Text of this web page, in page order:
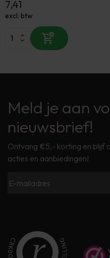
7,41
excl. btw
Meld je aan
nieuwsbrief!
Ontvang €5,- korting en blijf
acties en aanbiedingen!